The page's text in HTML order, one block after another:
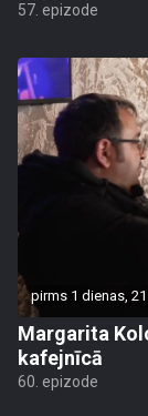
57. epizode
pirms 1 dienas,
Margarita
kafejnīcā
60. epizode